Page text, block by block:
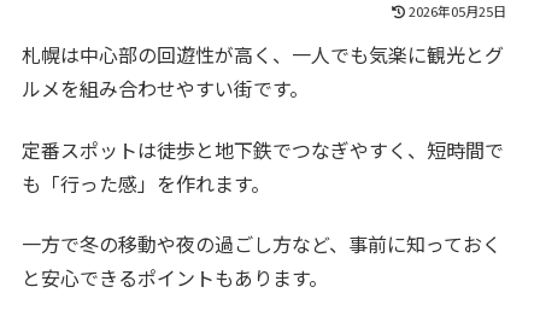
2026年05月25日
札幌は中心部の回遊性が高く、一人でも気楽に観光とグ
ルメを組み合わせやすい街です。
定番スポットは徒歩と地下鉄でつなぎやすく、短時間で
も「行った感」を作れます。
一方で冬の移動や夜の過ごし方など、事前に知っておく
と安心できるポイントもあります。